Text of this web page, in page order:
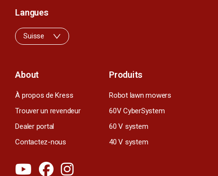
About
À propos de Kress
Trouver un revendeur
Dealer portal
Contactez-nous
Produits
Robot lawn mowers
60V CyberSystem
60 V system
40 V system
Langues
Suisse